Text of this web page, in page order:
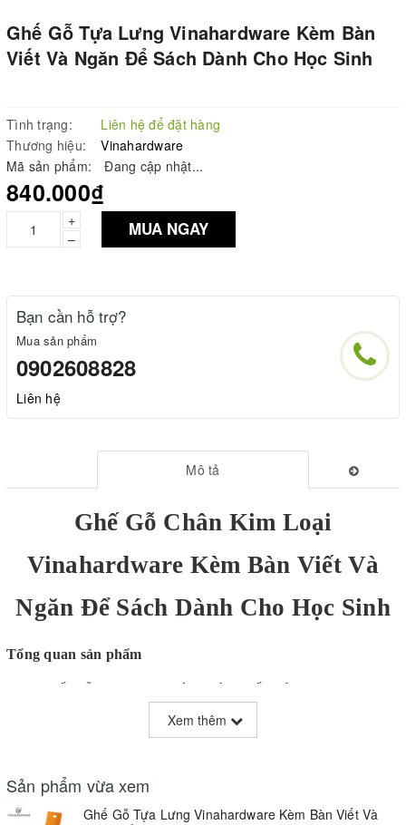
Ghế Gỗ Tựa Lưng Vinahardware Kèm Bàn
Viết Và Ngăn Để Sách Dành Cho Học Sinh
Tình trạng:
Liên hệ để đặt hàng
Thương hiệu:
Vinahardware
Mã sản phẩm:
Đang cập nhật...
840.000₫
+
–
MUA NGAY
Bạn cần hỗ trợ?
Mua sản phẩm
0902608828
Liên hệ
Mô tả
Ghế Gỗ Chân Kim Loại
Vinahardware Kèm Bàn Viết Và
Ngăn Để Sách Dành Cho Học Sinh
Tổng quan sản phẩm
Ghế gỗ tựa lưng kèm bàn viết và ngăn kim loại
thiết kế hiện đại, được chế tác đặc biệt dành cho học sinh. Với
dài và độ tin cậy. Bàn viết gắn liền cung cấp một bề mặt tiện dụng
để ghi chép, học tập hoặc các hoạt động khác, trong khi giá để
Xem thêm
Sản phẩm vừa xem
Ghế Gỗ Tựa Lưng Vinahardware Kèm Bàn Viết Và